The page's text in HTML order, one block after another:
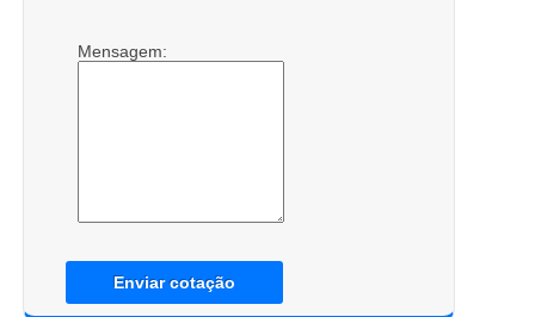
Mensagem:
Enviar cotação